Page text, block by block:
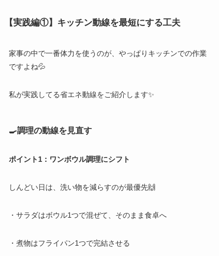
【実践編①】キッチン動線を最短にする工夫
家事の中で一番体力を使うのが、やっぱりキッチンでの作業
ですよね💦
私が実践してる省エネ動線をご紹介します✨
🍳調理の動線を見直す
ポイント1：ワンボウル調理にシフト
しんどい日は、洗い物を減らすのが最優先🙌
・サラダはボウル1つで混ぜて、そのまま食卓へ
・煮物はフライパン1つで完結させる